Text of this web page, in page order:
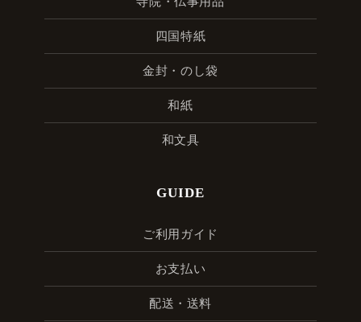
四国特紙
金封・のし袋
和紙
和文具
GUIDE
ご利用ガイド
お支払い
配送・送料